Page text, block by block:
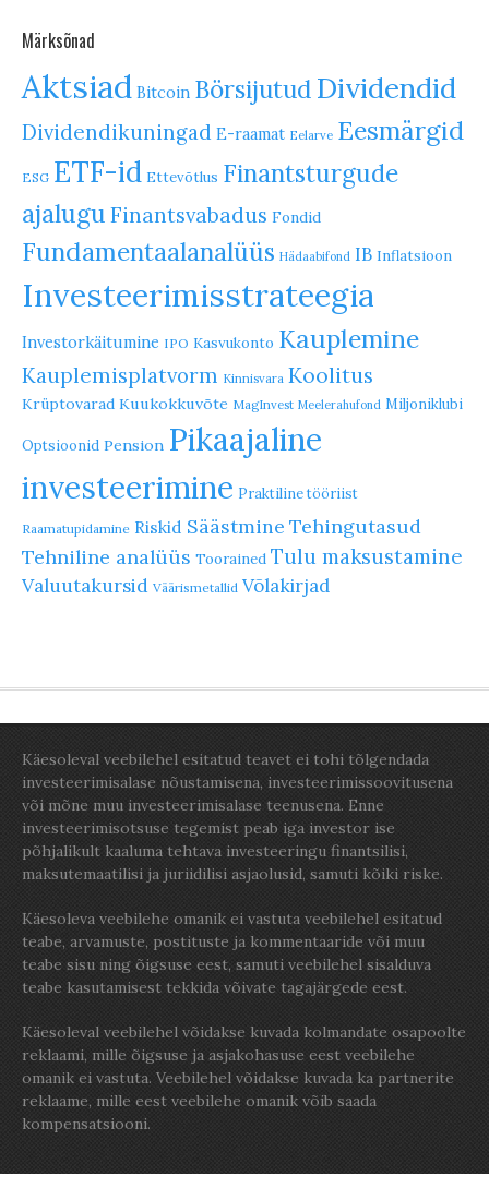
Märksõnad
Aktsiad Bitcoin Börsijutud Dividendid
Dividendikuningad E-raamat Eelarve Eesmärgid
ESG ETF-id Ettevõtlus Finantsturgude
ajalugu Finantsvabadus Fondid
Fundamentaalanalüüs Hädaabifond IB Inflatsioon
Investeerimisstrateegia
Investorkäitumine IPO Kasvukonto Kauplemine
Kauplemisplatvorm Kinnisvara Koolitus
Krüptovarad Kuukokkuvõte MagInvest Meelerahufond Miljoniklubi
Optsioonid Pension Pikaajaline
investeerimine Praktiline tööriist
Raamatupidamine Riskid Säästmine Tehingutasud
Tehniline analüüs Toorained Tulu maksustamine
Valuutakursid Väärismetallid Võlakirjad
Käesoleval veebilehel esitatud teavet ei tohi tõlgendada
investeerimisalase nõustamisena, investeerimissoovitusena
või mõne muu investeerimisalase teenusena. Enne
investeerimisotsuse tegemist peab iga investor ise
põhjalikult kaaluma tehtava investeeringu finantsilisi,
maksutemaatilisi ja juriidilisi asjaolusid, samuti kõiki riske.
Käesoleva veebilehe omanik ei vastuta veebilehel esitatud
teabe, arvamuste, postituste ja kommentaaride või muu
teabe sisu ning õigsuse eest, samuti veebilehel sisalduva
teabe kasutamisest tekkida võivate tagajärgede eest.
Käesoleval veebilehel võidakse kuvada kolmandate osapoolte
reklaami, mille õigsuse ja asjakohasuse eest veebilehe
omanik ei vastuta. Veebilehel võidakse kuvada ka partnerite
reklaame, mille eest veebilehe omanik võib saada
kompensatsiooni.